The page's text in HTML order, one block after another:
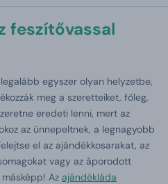
feszítővassal
egyszer olyan helyzetbe,
meg a szeretteiket, főleg,
eredeti lenni, mert az
az ünnepeltnek, a legnagyobb
el az ajándékkosarakat, az
vagy az áporodott
Az ajándékláda